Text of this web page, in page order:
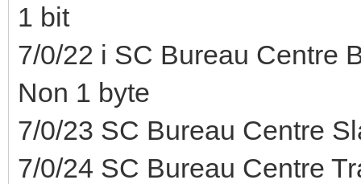
1 bit
7/0/22 i SC Bureau Centre
Non 1 byte
7/0/23 SC Bureau Centre
7/0/24 SC Bureau Centre